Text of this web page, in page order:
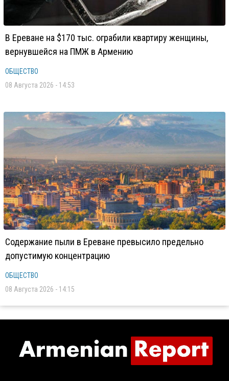
В Ереване на $170 тыс. ограбили квартиру женщины,
вернувшейся на ПМЖ в Армению
ОБЩЕСТВО
08 Августа 2026 - 14:53
Содержание пыли в Ереване превысило предельно
допустимую концентрацию
ОБЩЕСТВО
08 Августа 2026 - 14:15